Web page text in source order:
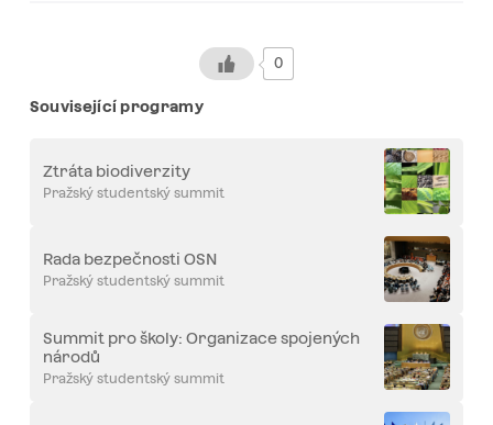
0
Související programy
Ztráta biodiverzity
Pražský studentský summit
Rada bezpečnosti OSN
Pražský studentský summit
Summit pro školy: Organizace spojených
národů
Pražský studentský summit